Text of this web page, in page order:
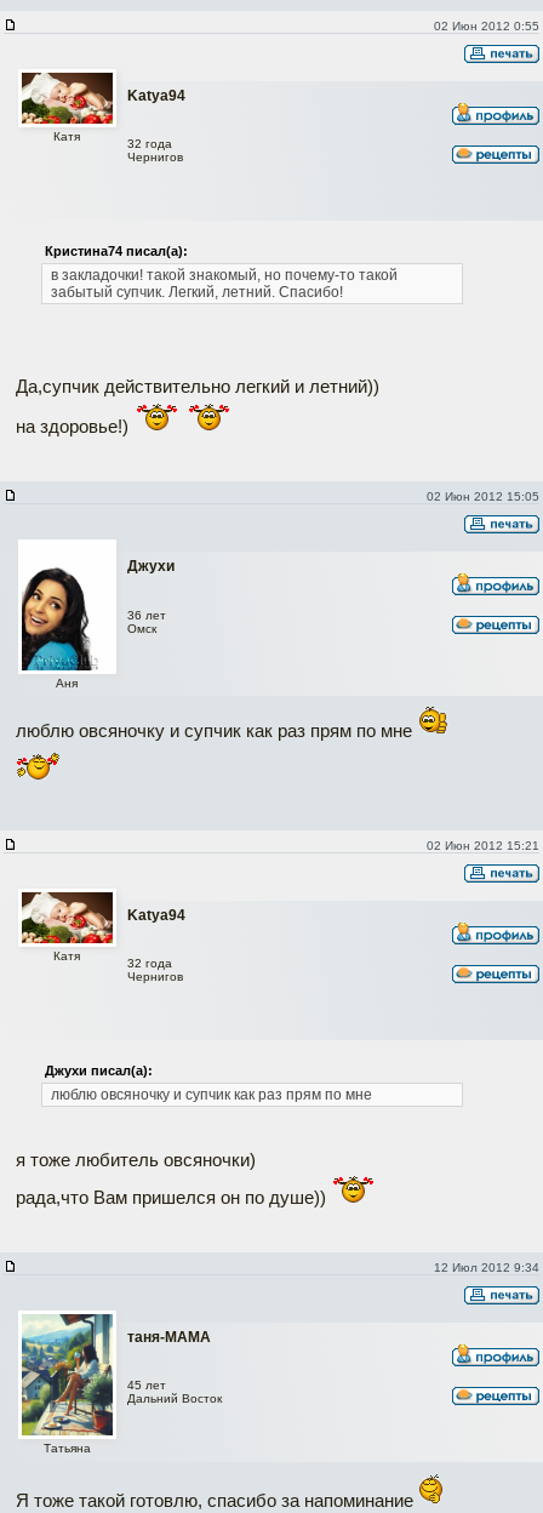
02 Июн 2012 0:55
Katya94
Катя
32 года
Чернигов
Кристина74 писал(а):
в закладочки! такой знакомый, но почему-то такой
забытый супчик. Легкий, летний. Спасибо!
Да,супчик действительно легкий и летний))
на здоровье!)
02 Июн 2012 15:05
Джухи
Аня
36 лет
Омск
люблю овсяночку и супчик как раз прям по мне
02 Июн 2012 15:21
Katya94
Катя
32 года
Чернигов
Джухи писал(а):
люблю овсяночку и супчик как раз прям по мне
я тоже любитель овсяночки)
рада,что Вам пришелся он по душе))
12 Июл 2012 9:34
таня-МАМА
Татьяна
45 лет
Дальний Восток
Я тоже такой готовлю, спасибо за напоминание